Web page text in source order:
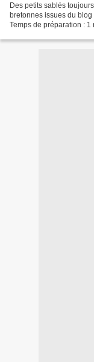
Des petits sablés
bretonnes issues du
Temps de préparation : 1